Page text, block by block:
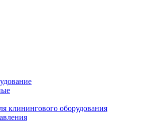
клинингового оборудования